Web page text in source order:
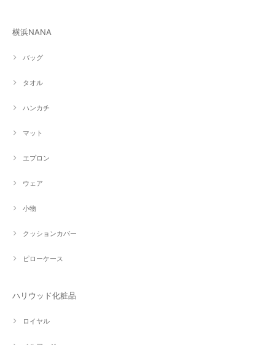
横浜NANA
バッグ
タオル
ハンカチ
マット
エプロン
ウェア
小物
クッションカバー
ピローケース
ハリウッド化粧品
ロイヤル